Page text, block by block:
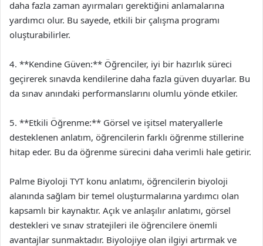
daha fazla zaman ayırmaları gerektiğini anlamalarına
yardımcı olur. Bu sayede, etkili bir çalışma programı
oluşturabilirler.
4. **Kendine Güven:** Öğrenciler, iyi bir hazırlık süreci
geçirerek sınavda kendilerine daha fazla güven duyarlar. Bu
da sınav anındaki performanslarını olumlu yönde etkiler.
5. **Etkili Öğrenme:** Görsel ve işitsel materyallerle
desteklenen anlatım, öğrencilerin farklı öğrenme stillerine
hitap eder. Bu da öğrenme sürecini daha verimli hale getirir.
Palme Biyoloji TYT konu anlatımı, öğrencilerin biyoloji
alanında sağlam bir temel oluşturmalarına yardımcı olan
kapsamlı bir kaynaktır. Açık ve anlaşılır anlatımı, görsel
destekleri ve sınav stratejileri ile öğrencilere önemli
avantajlar sunmaktadır. Biyolojiye olan ilgiyi artırmak ve